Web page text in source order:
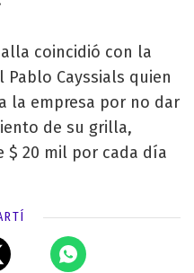
coincidió con la
Cayssials quien
la empresa por no dar
de su grilla,
$ 20 mil por cada día